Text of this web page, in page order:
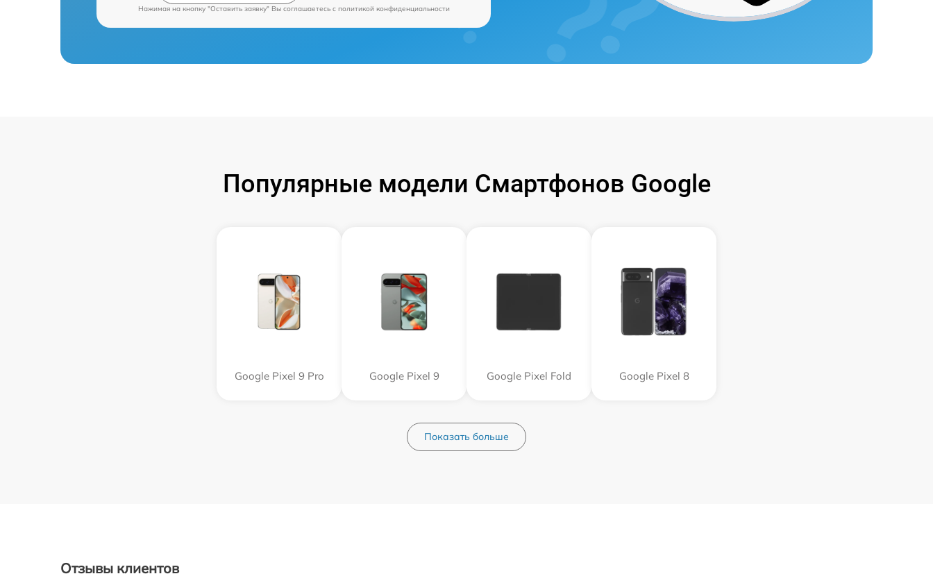
Нажимая на кнопку "Оставить заявку" Вы соглашаетесь c политикой конфиденциальности
Популярные модели Смартфонов Google
Google Pixel 9 Pro Google Pixel 9 Google Pixel Fold Google Pixel 8
Показать больше
Отзывы клиентов